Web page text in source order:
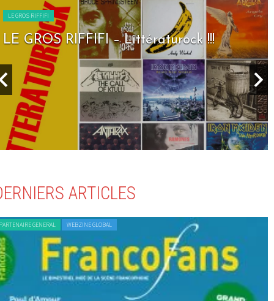
LE GROS RIFFIFI
LE GROS RIFFIFI – Littératurock !!!
ARTICLES
GENERAL WEBZINE GLOBAL